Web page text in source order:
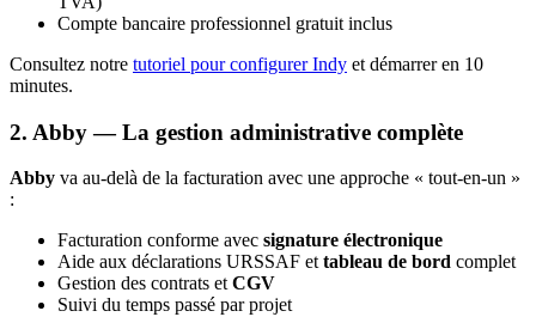
Compte bancaire professionnel gratuit inclus
Consultez notre tutoriel pour configurer Indy et démarrer en 10
minutes.
2. Abby — La gestion administrative complète
Abby va au-delà de la facturation avec une approche « tout-en-un »
:
Facturation conforme avec signature électronique
Aide aux déclarations URSSAF ettableau de bord complet
Gestion des contrats etCGV
Suivi du temps passé par projet